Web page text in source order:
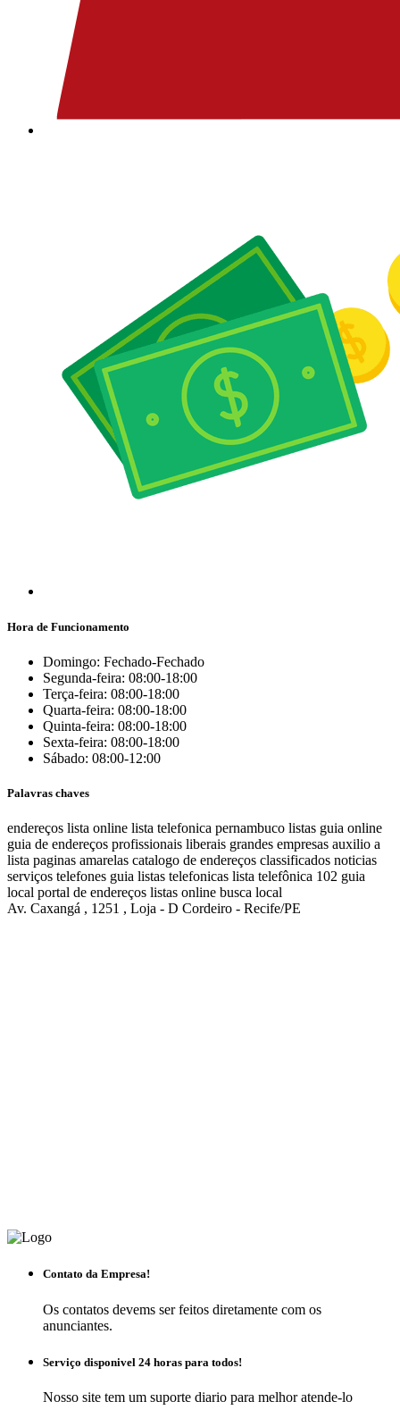
Hora de Funcionamento
Domingo: Fechado-Fechado
Segunda-feira: 08:00-18:00
Terça-feira: 08:00-18:00
Quarta-feira: 08:00-18:00
Quinta-feira: 08:00-18:00
Sexta-feira: 08:00-18:00
Sábado: 08:00-12:00
Palavras chaves
endereços lista online lista telefonica pernambuco listas guia online
guia de endereços profissionais liberais grandes empresas auxilio a
lista paginas amarelas catalogo de endereços classificados noticias
serviços telefones guia listas telefonicas lista telefônica 102 guia
local portal de endereços listas online busca local
Av. Caxangá , 1251 , Loja - D Cordeiro - Recife/PE
Contato da Empresa!
Os contatos devems ser feitos diretamente com os
anunciantes.
Serviço disponivel 24 horas para todos!
Nosso site tem um suporte diario para melhor atende-lo